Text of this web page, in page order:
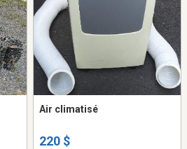
Air climatisé
220 $